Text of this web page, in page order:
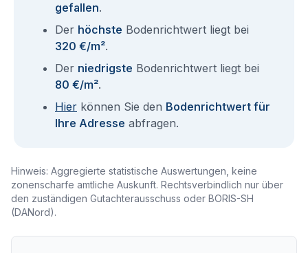
gefallen.
Der höchste Bodenrichtwert liegt bei
320 €/m².
Der niedrigste Bodenrichtwert liegt bei
80 €/m².
Hier können Sie den Bodenrichtwert für
Ihre Adresse abfragen.
Hinweis: Aggregierte statistische Auswertungen, keine
zonenscharfe amtliche Auskunft. Rechtsverbindlich nur über
den zuständigen Gutachterausschuss oder BORIS-SH
(DANord).